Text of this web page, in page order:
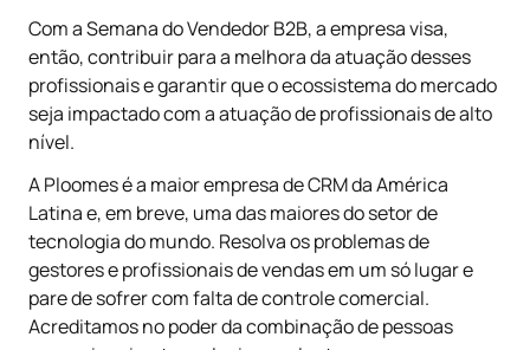
Com a Semana do Vendedor B2B, a empresa visa,
então, contribuir para a melhora da atuação desses
profissionais e garantir que o ecossistema do mercado
seja impactado com a atuação de profissionais de alto
nível.
A Ploomes é a maior empresa de CRM da América
Latina e, em breve, uma das maiores do setor de
tecnologia do mundo. Resolva os problemas de
gestores e profissionais de vendas em um só lugar e
pare de sofrer com falta de controle comercial.
Acreditamos no poder da combinação de pessoas